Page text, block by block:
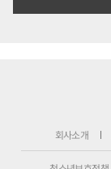
회사소개